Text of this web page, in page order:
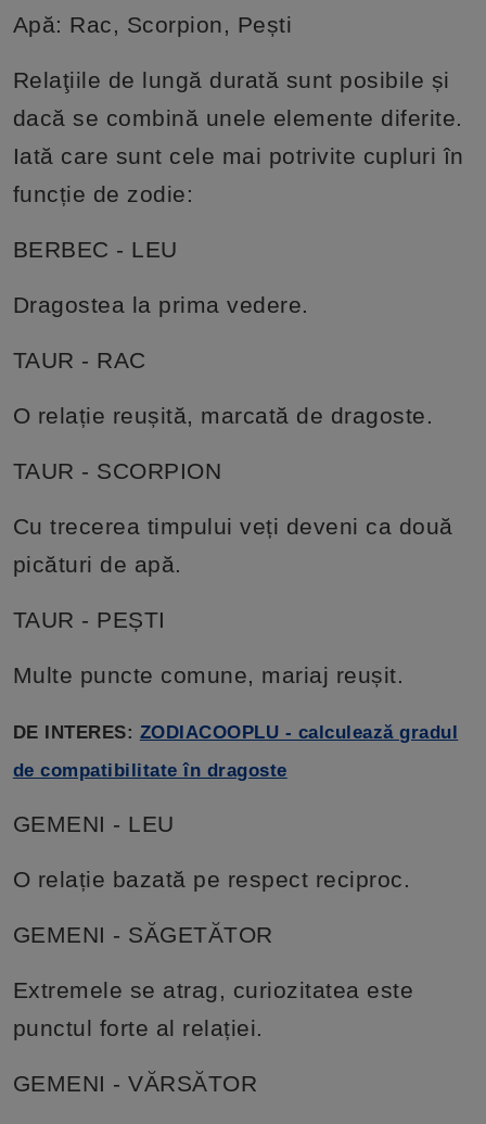
Apă: Rac, Scorpion, Pești
Relaţiile de lungă durată sunt posibile și
dacă se combină unele elemente diferite.
Iată care sunt cele mai potrivite cupluri în
funcție de zodie:
BERBEC - LEU
Dragostea la prima vedere.
TAUR - RAC
O relație reușită, marcată de dragoste.
TAUR - SCORPION
Cu trecerea timpului veți deveni ca două
picături de apă.
TAUR - PEȘTI
Multe puncte comune, mariaj reușit.
DE INTERES: ZODIACOOPLU - calculează gradul
de compatibilitate în dragoste
GEMENI - LEU
O relație bazată pe respect reciproc.
GEMENI - SĂGETĂTOR
Extremele se atrag, curiozitatea este
punctul forte al relației.
GEMENI - VĂRSĂTOR